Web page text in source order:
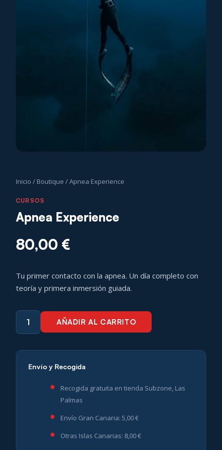
Inicio / Boutique /Apnea Experience
CURSOS
Apnea Experience
80,00 €
Tu primer contacto con la apnea. Un día completo con
teoría y primera inmersión guiada.
Apnea
cantidad
AÑADIR AL CARRITO
Envío y Recogida
Recogida gratuita en tienda Subzone, Las
Palmas
Envío Gran Canaria: 5,00 €
Otras Islas Canarias: 8,00 €